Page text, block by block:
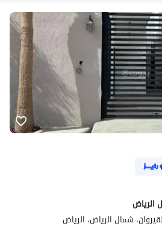
الرياض
شمال الرياض، الرياض